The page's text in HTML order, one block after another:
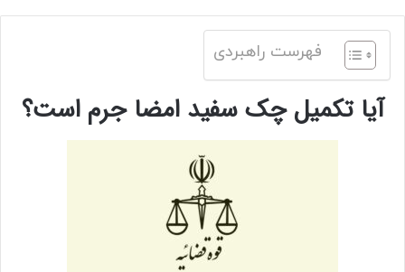
فهرست راهبردی
آیا تکمیل چک سفید امضا جرم است؟